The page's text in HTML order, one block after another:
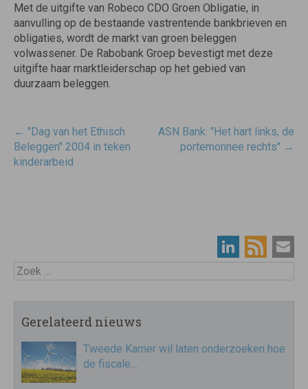
Met de uitgifte van Robeco CDO Groen Obligatie, in
aanvulling op de bestaande vastrentende bankbrieven en
obligaties, wordt de markt van groen beleggen
volwassener. De Rabobank Groep bevestigt met deze
uitgifte haar marktleiderschap op het gebied van
duurzaam beleggen.
Post
navigatie
← "Dag van het Ethisch
Beleggen" 2004 in teken
kinderarbeid
ASN Bank: "Het hart links, de
portemonnee rechts" →
Zoek
Gerelateerd nieuws
Tweede Kamer wil laten onderzoeken hoe
de fiscale…